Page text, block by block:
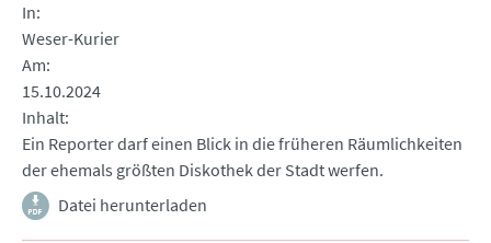
In
Weser-Kurier
Am
15.10.2024
Inhalt
Ein Reporter darf einen Blick in die früheren Räumlichkeiten
der ehemals größten Diskothek der Stadt werfen.
Datei herunterladen